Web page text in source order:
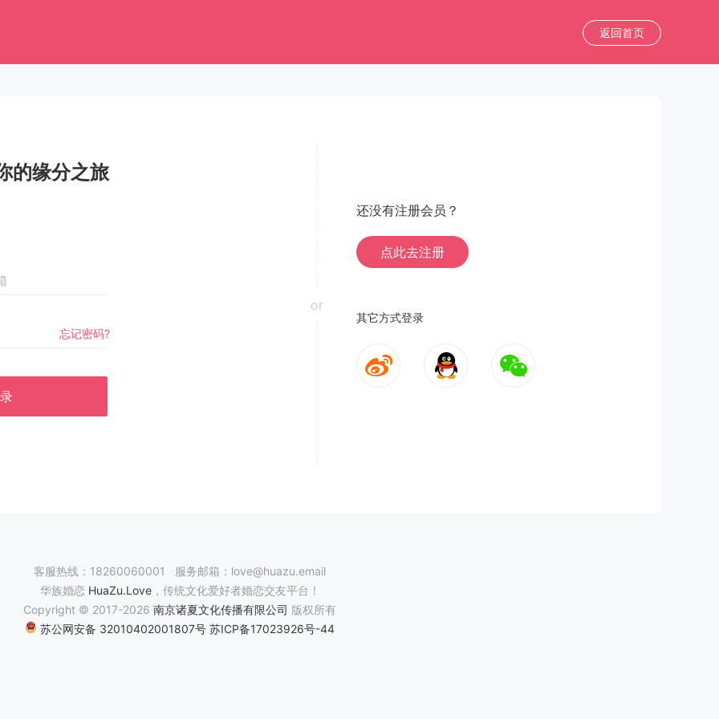
返回首页
的缘分之旅
忘记密码?
or
还没有注册会员？
点此去注册
其它方式登录
客服热线：18260060001 服务邮箱：love@huazu.email
华族婚恋 HuaZu.Love，传统文化爱好者婚恋交友平台！
Copyright © 2017-2026 南京诸夏文化传播有限公司 版权所有
苏公网安备 32010402001807号 苏ICP备17023926号-44